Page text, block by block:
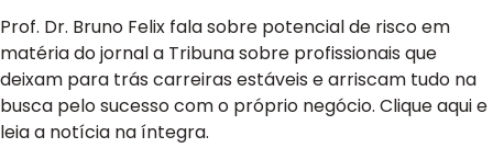
Prof. Dr. Bruno Felix fala sobre potencial de risco em
matéria do jornal a Tribuna sobre profissionais que
deixam para trás carreiras estáveis e arriscam tudo na
busca pelo sucesso com o próprio negócio. Clique aqui e
leia a notícia na íntegra.